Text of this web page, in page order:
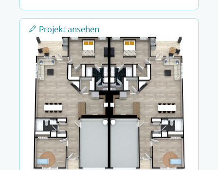
Projekt ansehen